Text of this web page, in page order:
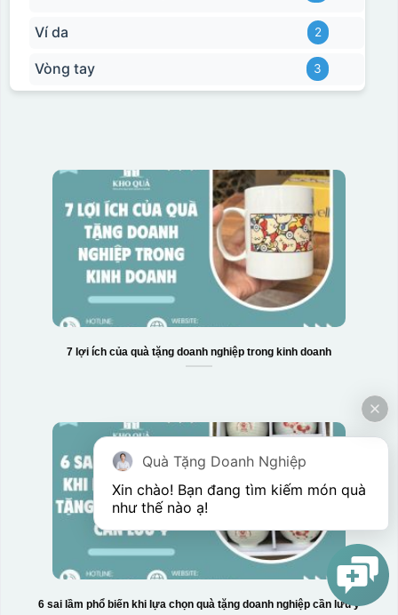
Ví da 2
Vòng tay 3
7 lợi ích của quà tặng doanh nghiệp trong kinh doanh
6 sai lầm phổ biến khi lựa chọn quà tặng doanh nghiệp cần lưu ý
Quà Tặng Doanh Nghiệp
Xin chào! Bạn đang tìm kiếm món quà
như thế nào ạ!